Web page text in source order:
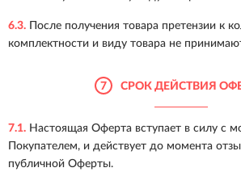
6.3. После получения товара претензии к
комплектности и виду товара не
7 СРОК ДЕЙСТВИЯ
7.1. Настоящая Оферта вступает в силу с
Покупателем, и действует до момента
публичной Оферты.